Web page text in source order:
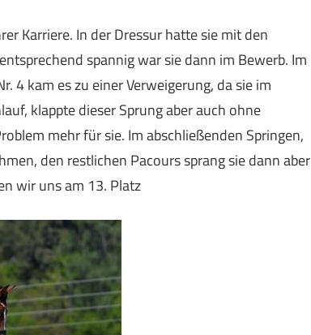
Karriere. In der Dressur hatte sie mit den
spannig war sie dann im Bewerb. Im
4 kam es zu einer Verweigerung, da sie im
klappte dieser Sprung aber auch ohne
mehr für sie. Im abschließenden Springen,
den restlichen Pacours sprang sie dann aber
wir uns am 13. Platz